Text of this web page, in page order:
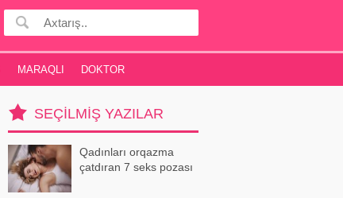
MARAQLI DOKTOR
SEÇILMIŞ YAZILAR
Qadınları orqazma
çatdıran 7 seks pozası